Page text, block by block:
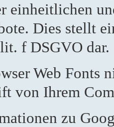
einheitlichen
Dies stellt
f DSGVO dar.
Web Fonts
von Ihrem
zu